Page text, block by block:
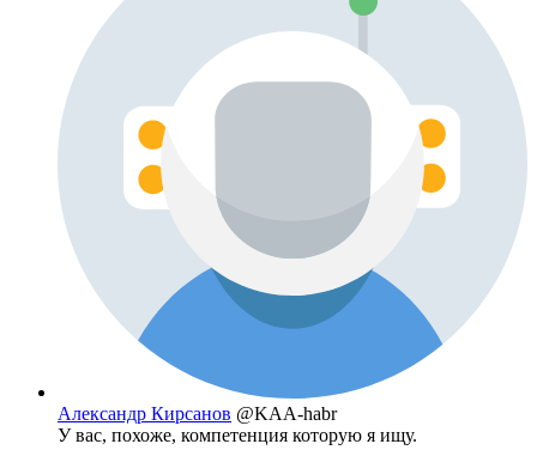
Александр Кирсанов @KAA-habr
У вас, похоже, компетенция которую я ищу.